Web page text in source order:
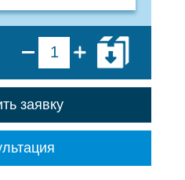
заявку